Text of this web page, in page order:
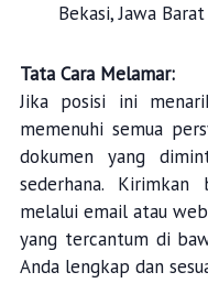
Bekasi, Jawa
Tata Cara Melamar:
Jika posisi ini
memenuhi semua
dokumen yang
sederhana. Kirimkan
melalui email atau
yang tercantum di
Anda lengkap dan